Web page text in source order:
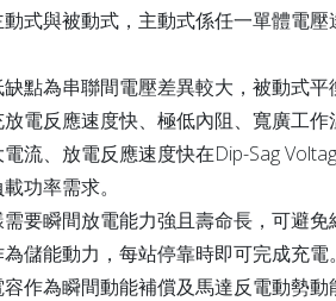
式與被動式，主動式係任一單體電
點為串聯間電壓差異較大，被動式平
電反應速度快、極低內阻、寬廣工作
流、放電反應速度快在Dip-Sag
功率需求。
要瞬間放電能力強且壽命長，可避免
儲能動力，每站停靠時即可完成充電。
作為瞬間動能補償及馬達反電動勢